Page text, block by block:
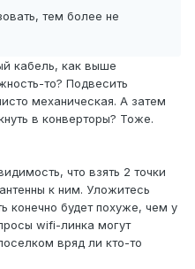
тем более не
кабель, как выше
то? Подвесить
механическая. А затем
в конверторы? Тоже.
что взять 2 точки
к ним. Уложитесь
конечно будет похуже, чем у
wifi-линка могут
вряд ли кто-то